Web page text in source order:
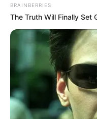
a mamãe” pode
estiver sem ideias.
tipo de letra da
deixar o rótulo
rótulo da bebida.
No verso, escreva
BRAINBERRIES
The Truth Will Finally Set